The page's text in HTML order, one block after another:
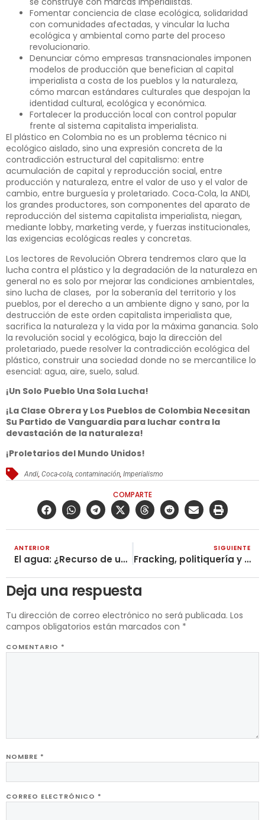
Fomentar conciencia de clase ecológica, solidaridad
con comunidades afectadas, y vincular la lucha
ecológica y ambiental como parte del proceso
revolucionario.
Denunciar cómo empresas transnacionales imponen
modelos de producción que benefician al capital
imperialista a costa de los pueblos y la naturaleza,
cómo marcan estándares culturales que despojan la
identidad cultural, ecológica y económica.
Fortalecer la producción local con control popular
frente al sistema capitalista imperialista.
El plástico en Colombia no es un problema técnico ni
ecológico aislado, sino una expresión concreta de la
contradicción estructural del capitalismo: entre
acumulación de capital y reproducción social, entre
producción y naturaleza, entre el valor de uso y el valor de
cambio, entre burguesía y proletariado. Coca‑Cola, la ANDI,
los grandes productores, son componentes del aparato de
reproducción del sistema capitalista imperialista, niegan,
mediante lobby, marketing verde, y fuerzas institucionales,
las exigencias ecológicas reales y concretas.
Los lectores de Revolución Obrera tendremos claro que la
lucha contra el plástico y la degradación de la naturaleza en
general no es solo por mejorar las condiciones ambientales,
sino lucha de clases, por la soberanía del territorio y los
pueblos, por el derecho a un ambiente digno y sano, por la
destrucción de este orden capitalista imperialista que,
sacrifica la naturaleza y la vida por la máxima ganancia. Solo
la revolución social y ecológica, bajo la dirección del
proletariado, puede resolver la contradicción ecológica del
plástico, construir una sociedad donde no se mercantilice lo
esencial: agua, aire, suelo, salud.
¡Un Solo Pueblo Una Sola Lucha!
¡La Clase Obrera y Los Pueblos de Colombia Necesitan
Su Partido de Vanguardia para luchar contra la
devastación de la naturaleza!
¡Proletarios del Mundo Unidos!
Andi ,Coca-cola ,contaminación ,Imperialismo
COMPARTE
ANTERIOR
El agua: ¿Recurso de unos pocos?
SIGUIENTE
Fracking, politiquería y traición a las masas
Deja una respuesta
Tu dirección de correo electrónico no será publicada. Los
campos obligatorios están marcados con *
COMENTARIO *
NOMBRE *
CORREO ELECTRÓNICO *